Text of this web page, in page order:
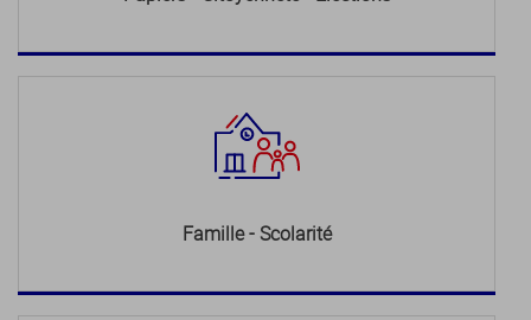
Famille - Scolarité